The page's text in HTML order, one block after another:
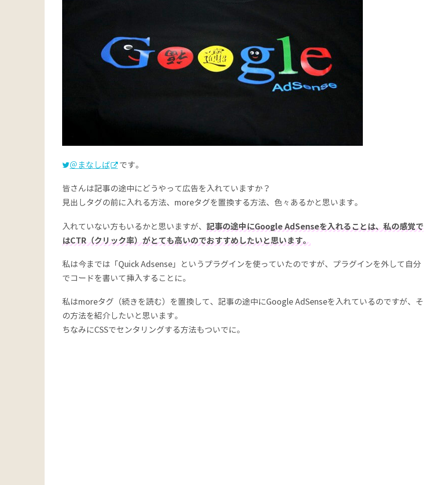
＠まなしば です。
皆さんは記事の途中にどうやって広告を入れていますか？
見出しタグの前に入れる方法、moreタグを置換する方法、色々あるかと思います。
入れていない方もいるかと思いますが、 記事の途中にGoogle AdSenseを入れることは、私の感覚で
はCTR（クリック率）がとても高いのでおすすめしたいと思います。
私は今までは「Quick Adsense」というプラグインを使っていたのですが、プラグインを外して自分
でコードを書いて挿入することに。
私はmoreタグ（続きを読む）を置換して、記事の途中にGoogle AdSenseを入れているのですが、そ
の方法を紹介したいと思います。
ちなみにCSSでセンタリングする方法もついでに。